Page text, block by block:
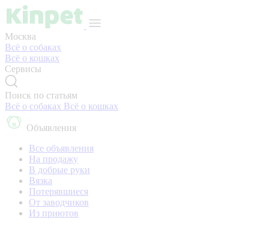
Москва
Всё о собаках
Всё о кошках
Сервисы
Поиск по статьям
Всё о собаках Всё о кошках
Объявления
Все объявления
На продажу
В добрые руки
Вязка
Потерявшиеся
От заводчиков
Из приютов